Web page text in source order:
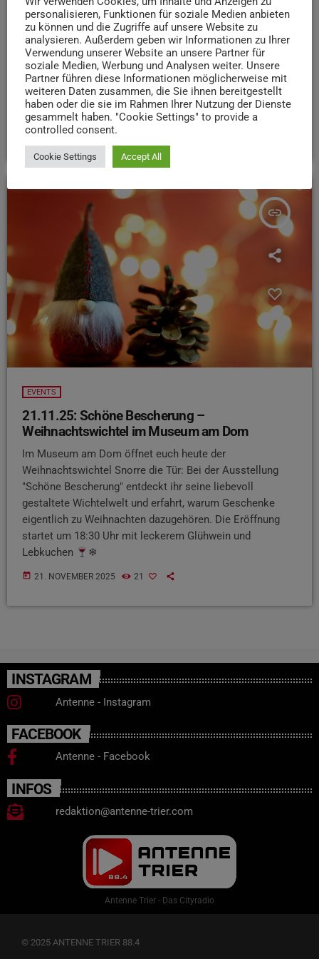
Schöne Bescherung: Im Museum am Dom sind
die Wichtel los!
Weihnachtswichtel, Rätselspaß und eine schöne Aktion
für den guten Zweck – das alles gibt’s gerade im Museum
am Dom
Was genau die Besucher bei der
Ausstellung „Schöne Bescherung“ erwartet, verrät uns
Kuratorin Kerstin Jakob im Interview.
today 24. NOVEMBER 2025
insert_link
EVENTS
21.11.25: Schöne Bescherung –
Weihnachtswichtel im Museum am Dom
Im Museum am Dom öffnet euch heute der
Weihnachtswichtel Snorre die Tür: Bei der Ausstellung
"Schöne Bescherung" entdeckt ihr seine liebevoll
gestaltete Wichtelwelt und erfahrt, warum Geschenke
eigentlich zu Weihnachten dazugehören. Die Eröffnung
startet um 18:30 Uhr mit leckerem Glühwein und
Lebkuchen
❄
today 21. NOVEMBER 2025 21
INSTAGRAM
Antenne - Instagram
FACEBOOK
Antenne - Facebook
INFOS
redaktion@antenne-trier.com
Antenne Trier - Das Cityradio
© 2025 ANTENNE TRIER 88.4
personalisieren, Funktionen für soziale Medien anbieten
zu können und die Zugriffe auf unsere Website zu
analysieren. Außerdem geben wir Informationen zu Ihrer
Verwendung unserer Website an unsere Partner für
soziale Medien, Werbung und Analysen weiter. Unsere
Partner führen diese Informationen möglicherweise mit
weiteren Daten zusammen, die Sie ihnen bereitgestellt
haben oder die sie im Rahmen Ihrer Nutzung der Dienste
gesammelt haben. "Cookie Settings" to provide a
controlled consent.
Cookie Settings Accept All